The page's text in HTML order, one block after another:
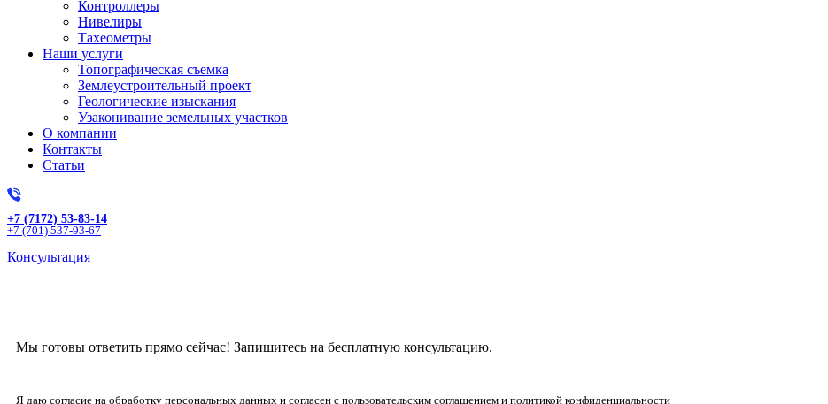
Контроллеры
Нивелиры
Тахеометры
Наши услуги
Топографическая съемка
Землеустроительный проект
Геологические изыскания
Узаконивание земельных участков
О компании
Контакты
Статьи
+7 (7172) 53-83-14
+7 (701) 537-93-67
Консультация
Мы готовы ответить прямо сейчас! Запишитесь на бесплатную консультацию.
Я даю согласие на обработку персональных данных и согласен с пользовательским соглашением и политикой конфиденциальности